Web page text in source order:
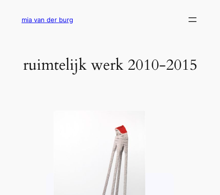
mia van der burg
ruimtelijk werk 2010-2015